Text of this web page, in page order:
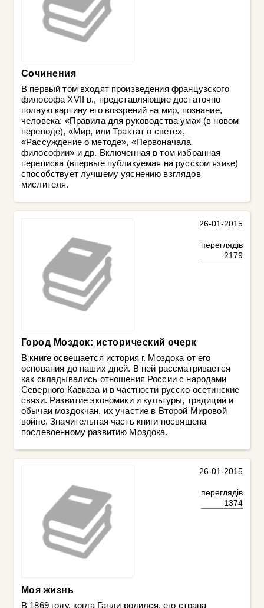
Сочинения
В первый том входят произведения французского
философа XVII в., представляющие достаточно
полную картину его воззрений на мир, познание,
человека: «Правила для руководства ума» (в новом
переводе), «Мир, или Трактат о свете»,
«Рассуждение о методе», «Первоначала
философии» и др. Включенная в том избранная
переписка (впервые публикуемая на русском язике)
способствует лучшему уяснению взглядов
мислителя.
26-01-2015
переглядів
2179
Город Моздок: исторический очерк
В книге освещается история г. Моздока от его
основания до наших дней. В ней рассматривается
как складывались отношения России с народами
Северного Кавказа и в частности русско-осетинские
связи. Развитие экономики и культуры, традиции и
обычаи моздокчан, их участие в Второй Мировой
войне. Значительная часть книги посвящена
послевоенному развитию Моздока.
26-01-2015
переглядів
1374
Моя жизнь
В 1869 году, когда Ганди родился, его страна